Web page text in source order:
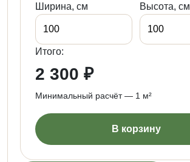
Ширина, см Высота, см
Итого:
2 300 ₽
Минимальный расчёт — 1 м²
В корзину